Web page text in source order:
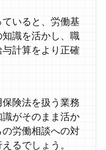
いると、労働基
識を活かし、職
計算をより正確
険法を扱う業務
がそのまま活か
労働相談への対
るでしょう。